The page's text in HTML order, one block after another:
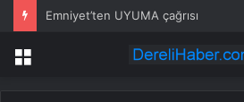
Emniyet’ten UYUMA çağrısı
Menü